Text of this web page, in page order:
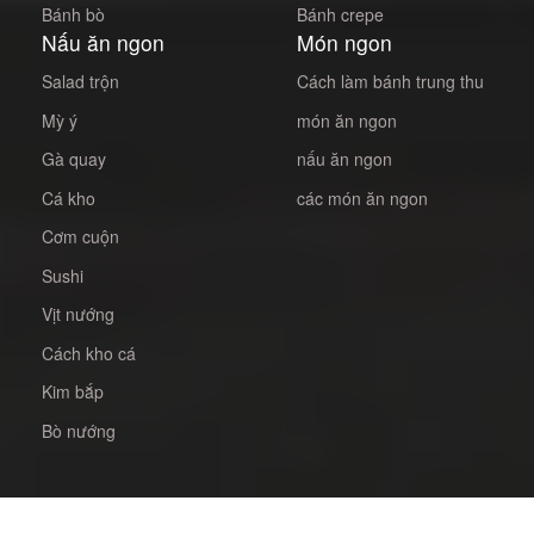
Bánh bò
Bánh crepe
Nấu ăn ngon
Salad trộn
Mỳ ý
Gà quay
Cá kho
Cơm cuộn
Sushi
Vịt nướng
Cách kho cá
Kim bắp
Bò nướng
Món ngon
Cách làm bánh trung thu
món ăn ngon
nấu ăn ngon
các món ăn ngon